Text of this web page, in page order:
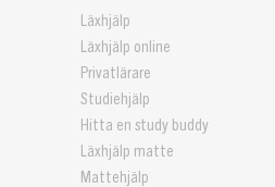
Läxhjälp
Läxhjälp online
Privatlärare
Studiehjälp
Hitta en study buddy
Läxhjälp matte
Mattehjälp